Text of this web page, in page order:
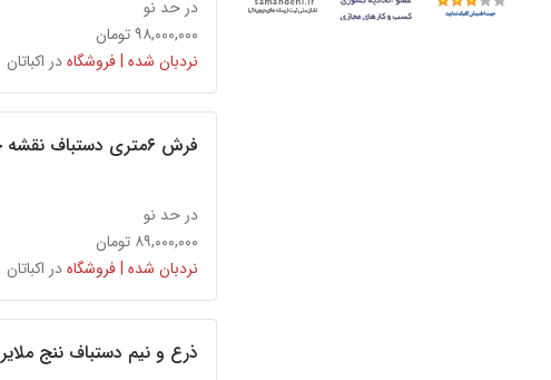
در حد نو
۹۸,۰۰۰,۰۰۰ تومان
نردبان شده | فروشگاهدر اکباتان
فرش ۶متری دستباف نقشه خشتی مناسب جهیزیه
در حد نو
۸۹,۰۰۰,۰۰۰ تومان
نردبان شده | فروشگاهدر اکباتان
ذرع و نیم دستباف ننج ملایر